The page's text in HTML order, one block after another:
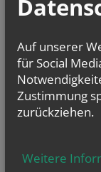
Auf unserer
für Social
Zustimmung
zurückziehen.
Weitere